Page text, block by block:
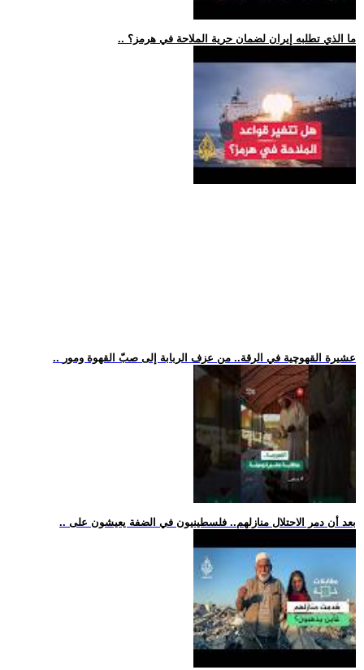
.. ما الذي تطلبه إيران لضمان حرية الملاحة في هرمز؟
.. عشيرة القهوچية في الرقة.. من عزف الربابة إلى صبّ القهوة ومور
.. بعد أن دمر الاحتلال منازلهم.. فلسطينيون في الضفة يعيشون على